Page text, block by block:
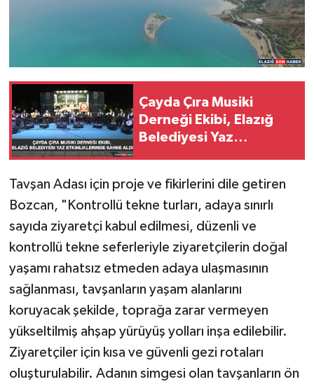
Çayda Çıra Musiki
Derneği Ekibi, Elazığ
Belediyesi Yaz
Tavşan Adası için proje ve fikirlerini dile getiren
Bozcan, "Kontrollü tekne turları, adaya sınırlı
sayıda ziyaretçi kabul edilmesi, düzenli ve
kontrollü tekne seferleriyle ziyaretçilerin doğal
yaşamı rahatsız etmeden adaya ulaşmasının
sağlanması, tavşanların yaşam alanlarını
koruyacak şekilde, toprağa zarar vermeyen
yükseltilmiş ahşap yürüyüş yolları inşa edilebilir.
Ziyaretçiler için kısa ve güvenli gezi rotaları
oluşturulabilir. Adanın simgesi olan tavşanların ön